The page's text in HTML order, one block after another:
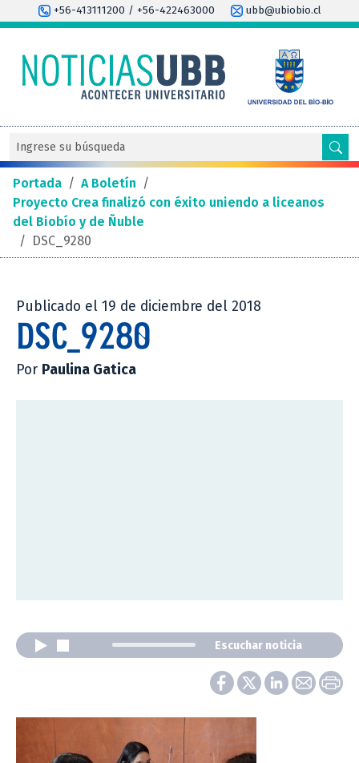
+56-413111200 / +56-422463000 ubb@ubiobio.cl
Portada / A Boletín /
Proyecto Crea finalizó con éxito uniendo a liceanos
del Biobío y de Ñuble
/ DSC_9280
Publicado el 19 de diciembre del 2018
DSC_9280
Por Paulina Gatica
Escuchar noticia